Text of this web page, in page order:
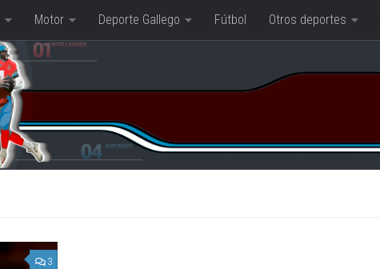
Motor Deporte Gallego Fútbol Otros deportes
3